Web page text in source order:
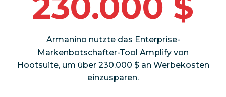
Armanino nutzte das Enterprise-
Markenbotschafter-Tool Amplify von
Hootsuite, um über 230.000 $ an Werbekosten
einzusparen.